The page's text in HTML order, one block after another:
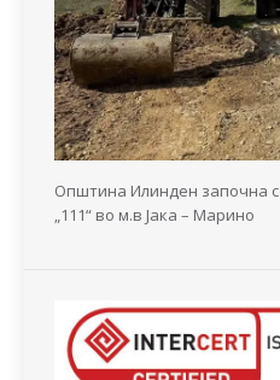
Општина Илинден започна
„111“ во м.в Јака – Марино